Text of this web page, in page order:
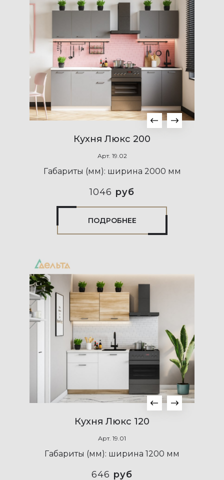
Кухня Люкс 200
Арт. 19.02
Габариты (мм): ширина 2000 мм
1046 руб
ПОДРОБНЕЕ
Кухня Люкс 120
Арт. 19.01
Габариты (мм): ширина 1200 мм
646 руб